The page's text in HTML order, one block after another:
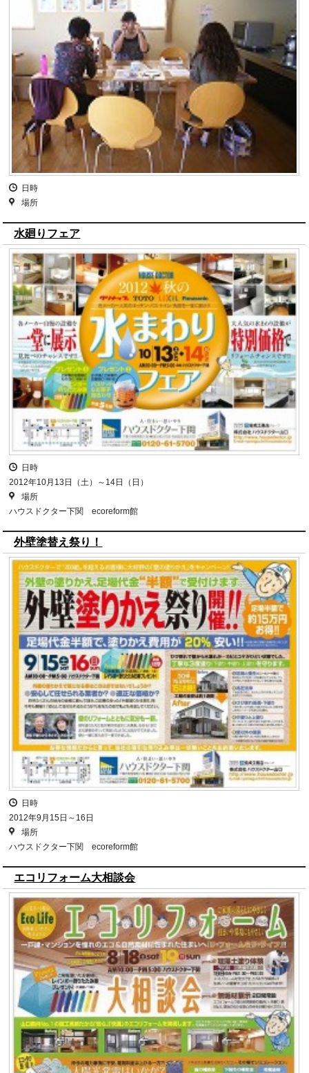
日時
場所
水廻りフェア
日時
2012年10月13日（土）～14日（日）
場所
ハウスドクター下関 ecoreform館
外壁塗替え祭り！
日時
2012年9月15日～16日
場所
ハウスドクター下関 ecoreform館
エコリフォーム大相談会